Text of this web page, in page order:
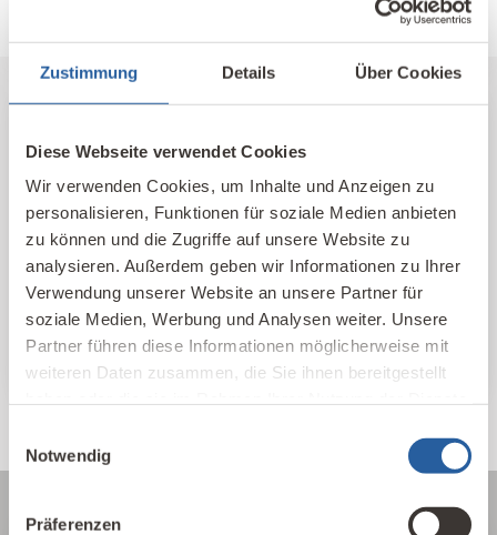
Zustimmung Details Über Cookies
Diese Webseite verwendet Cookies
Wir verwenden Cookies, um Inhalte und Anzeigen zu
personalisieren, Funktionen für soziale Medien anbieten
zu können und die Zugriffe auf unsere Website zu
analysieren. Außerdem geben wir Informationen zu Ihrer
Verwendung unserer Website an unsere Partner für
soziale Medien, Werbung und Analysen weiter. Unsere
Partner führen diese Informationen möglicherweise mit
weiteren Daten zusammen, die Sie ihnen bereitgestellt
Notwendig
Präferenzen
Unser Kompetenz-Netzwerk
Hier finden Sie unsere qualifizierten
Baubiologischen Beratungsstellen und Kontakte
im In- und Ausland nach Standort und Themen
sortiert.
IBN Beratungsstellen